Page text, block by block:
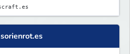
sorienrot.es